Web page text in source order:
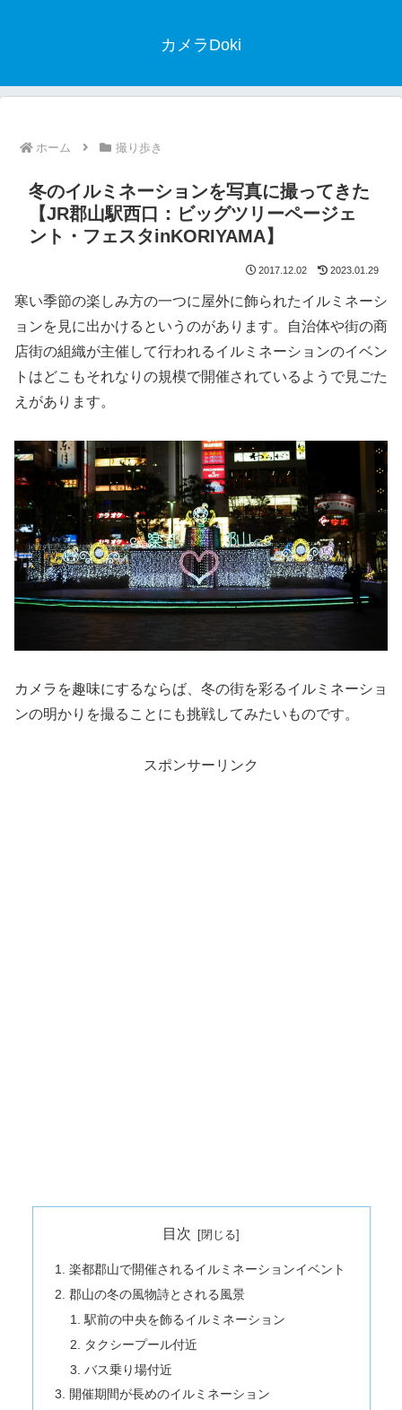
カメラDoki
ホーム 撮り歩き
冬のイルミネーションを写真に撮ってきた
【JR郡山駅西口：ビッグツリーページェ
ント・フェスタinKORIYAMA】
2017.12.02 2023.01.29
寒い季節の楽しみ方の一つに屋外に飾られたイルミネーシ
ョンを見に出かけるというのがあります。自治体や街の商
店街の組織が主催して行われるイルミネーションのイベン
トはどこもそれなりの規模で開催されているようで見ごた
えがあります。
カメラを趣味にするならば、冬の街を彩るイルミネーショ
ンの明かりを撮ることにも挑戦してみたいものです。
スポンサーリンク
目次
楽都郡山で開催されるイルミネーションイベント
郡山の冬の風物詩とされる風景
駅前の中央を飾るイルミネーション
タクシープール付近
バス乗り場付近
開催期間が長めのイルミネーション